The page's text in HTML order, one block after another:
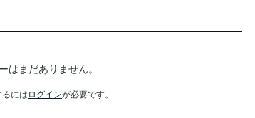
はまだありません。
には ログインが必要です。